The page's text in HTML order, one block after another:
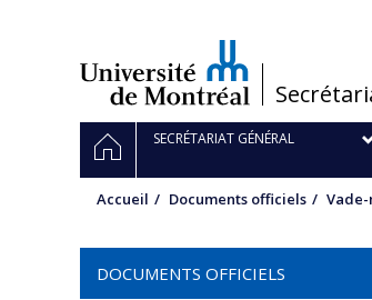
/
Navigation
principale
ACCUEILSECRÉTARIAT GÉNÉRAL
Accueil Documents officiels
DOCUMENTS OFFICIELS